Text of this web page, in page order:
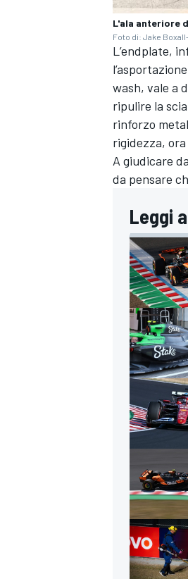
ENDURANCE/GT
MONOMARCA
L'ala anteriore
Foto di: Jake
L’endplate,
wash, vale a
ripulire la
rinforzo
rigidezza,
A giudicare
da pensare
Leggi